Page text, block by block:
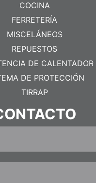
COCINA
FERRETERÍA
MISCELÁNEOS
REPUESTOS
DE CALENTADOR
DE PROTECCIÓN
TIRRAP